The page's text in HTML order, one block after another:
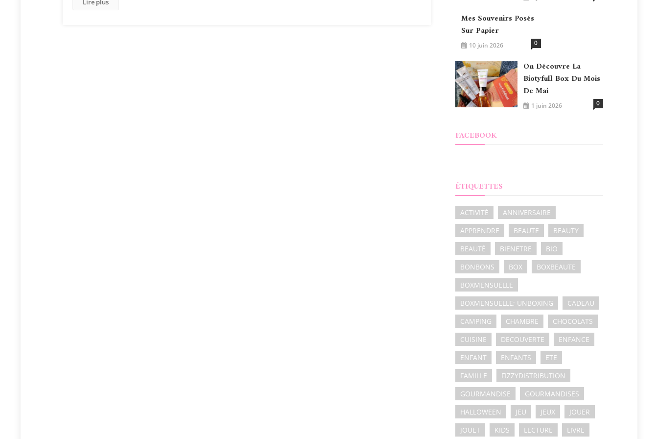
Lire plus
Mes Souvenirs Posés
Sur Papier
10 juin 2026 0
On Découvre La
Biotyfull Box Du Mois
De Mai
1 juin 2026 0
FACEBOOK
ÉTIQUETTES
ACTIVITÉ
ANNIVERSAIRE
APPRENDRE
BEAUTE
BEAUTY
BEAUTÉ
BIENETRE
BIO
BONBONS
BOX
BOXBEAUTE
BOXMENSUELLE
BOXMENSUELLE; UNBOXING
CADEAU
CAMPING
CHAMBRE
CHOCOLATS
CUISINE
DECOUVERTE
ENFANCE
ENFANT
ENFANTS
ETE
FAMILLE
FIZZYDISTRIBUTION
GOURMANDISE
GOURMANDISES
HALLOWEEN
JEU JEUX
JOUER
JOUET
KIDS LECTURE LIVRE